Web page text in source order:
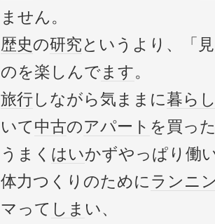
ません。
歴史の研究というより、「
のを楽しんでます。
旅行しながら気ままに暮ら
いて中古のアパート を買っ
うまく はいかずやっぱり働
体力つくりのためにランニ
マって しま い、